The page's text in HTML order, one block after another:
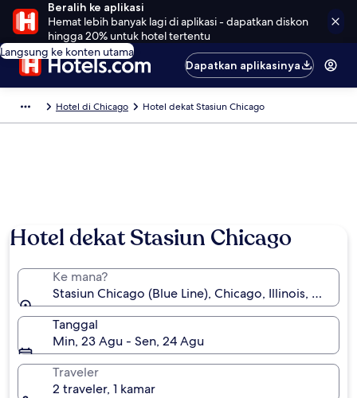
Beralih ke aplikasi
Hemat lebih banyak lagi di aplikasi - dapatkan diskon
hingga 20% untuk hotel tertentu
Langsung ke konten utama
Dapatkan aplikasinya
Hotel di Chicago Hotel dekat Stasiun Chicago
Hotel dekat Stasiun Chicago
Ke mana?
Stasiun Chicago (Blue Line), Chicago, Illinois,
Tanggal
Min, 23 Agu - Sen, 24 Agu
Traveler
2 traveler, 1 kamar